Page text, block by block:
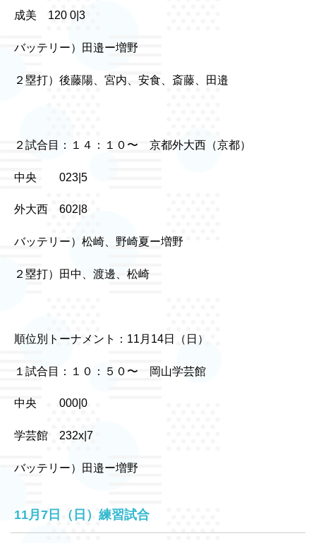
成美 120 0|3
バッテリー）田邉ー増野
２塁打）後藤陽、宮内、安食、斎藤、田邉
２試合目：１４：１０〜 京都外大西（京都）
中央 023|5
外大西 602|8
バッテリー）松崎、野崎夏ー増野
２塁打）田中、渡邊、松崎
順位別トーナメント：11月14日（日）
１試合目：１０：５０〜 岡山学芸館
中央 000|0
学芸館 232x|7
バッテリー）田邉ー増野
11月7日（日）練習試合